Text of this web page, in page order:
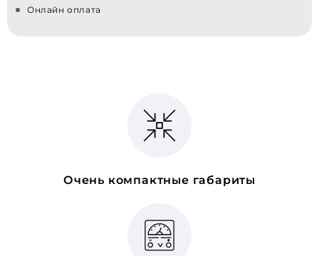
Онлайн оплата
Очень компактные габариты